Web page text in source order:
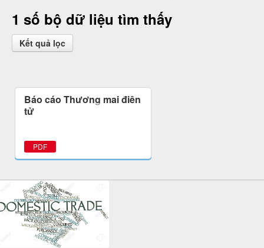
1 số bộ dữ liệu tìm thấy
Kết quả lọc
Báo cáo Thương mại điện
tử
PDF